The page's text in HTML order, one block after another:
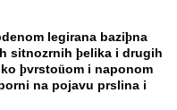
legirana baziþna
sitnozrnih þelika i drugih
þvrstoüom i naponom
na pojavu prslina i